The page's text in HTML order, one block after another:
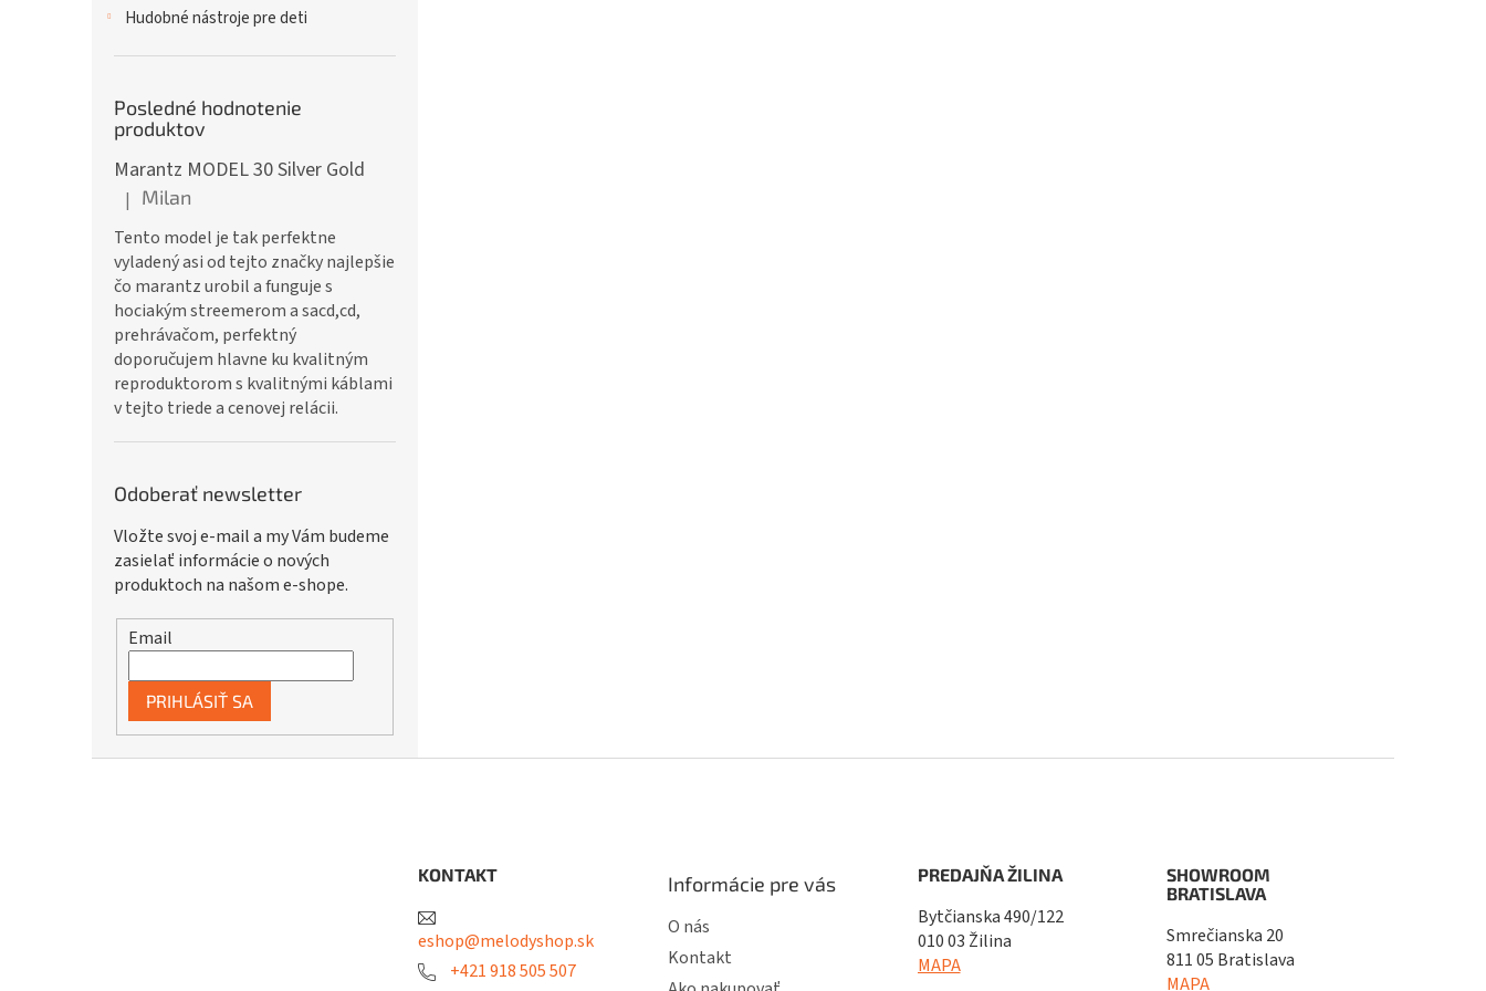
Hudobné nástroje pre deti
Posledné hodnotenie
produktov
Marantz MODEL 30 Silver Gold
Hodnotenie produktu je 5 z 5 hviezdičiek.
| Milan
Tento model je tak perfektne
vyladený asi od tejto značky najlepšie
čo marantz urobil a funguje s
hociakým streemerom a sacd,cd,
prehrávačom, perfektný
doporučujem hlavne ku kvalitným
reproduktorom s kvalitnými káblami
v tejto triede a cenovej relácii.
Odoberať newsletter
Vložte svoj e-mail a my Vám budeme
zasielať informácie o nových
produktoch na našom e-shope.
Email
PRIHLÁSIŤ SA
KONTAKT
eshop@melodyshop.sk
+421 918 505 507
Informácie pre vás
O nás
Kontakt
PREDAJŇA ŽILINA
Bytčianska 490/122
010 03 Žilina
MAPA
SHOWROOM
BRATISLAVA
Smrečianska 20
811 05 Bratislava
MAPA